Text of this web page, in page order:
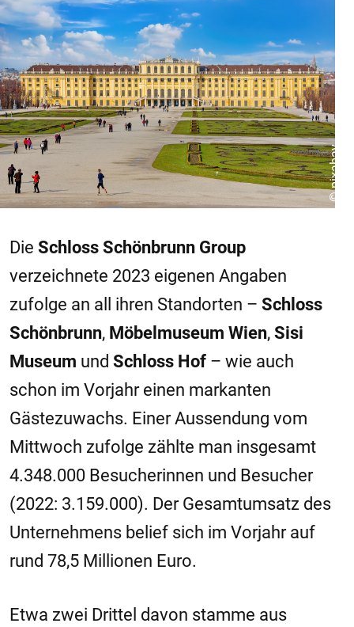
© pixabay
Die Schloss Schönbrunn Group
verzeichnete 2023 eigenen Angaben
zufolge an all ihren Standorten – Schloss
Schönbrunn, Möbelmuseum Wien, Sisi
Museum und Schloss Hof – wie auch
schon im Vorjahr einen markanten
Gästezuwachs. Einer Aussendung vom
Mittwoch zufolge zählte man insgesamt
4.348.000 Besucherinnen und Besucher
(2022: 3.159.000). Der Gesamtumsatz des
Unternehmens belief sich im Vorjahr auf
rund 78,5 Millionen Euro.
Etwa zwei Drittel davon stamme aus